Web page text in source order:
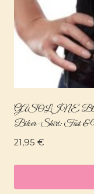
GASOLINE
Biker-Shirt: Fast &
21,95 €